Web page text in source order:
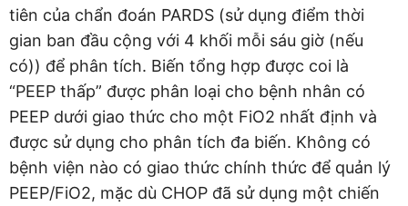
tiên của chẩn đoán PARDS (sử dụng điểm thời
gian ban đầu cộng với 4 khối mỗi sáu giờ (nếu
có)) để phân tích. Biến tổng hợp được coi là
“PEEP thấp” được phân loại cho bệnh nhân có
PEEP dưới giao thức cho một FiO2 nhất định và
được sử dụng cho phân tích đa biến. Không có
bệnh viện nào có giao thức chính thức để quản lý
PEEP/FiO2, mặc dù CHOP đã sử dụng một chiến